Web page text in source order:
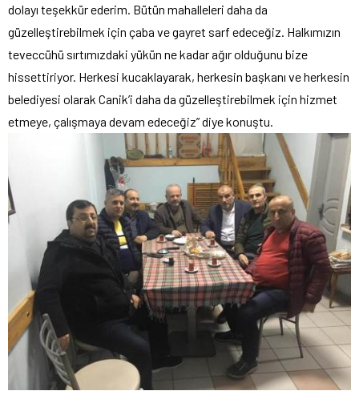
dolayı teşekkür ederim. Bütün mahalleleri daha da
güzelleştirebilmek için çaba ve gayret sarf edeceğiz. Halkımızın
teveccühü sırtımızdaki yükün ne kadar ağır olduğunu bize
hissettiriyor. Herkesi kucaklayarak, herkesin başkanı ve herkesin
belediyesi olarak Canik’i daha da güzelleştirebilmek için hizmet
etmeye, çalışmaya devam edeceğiz” diye konuştu.